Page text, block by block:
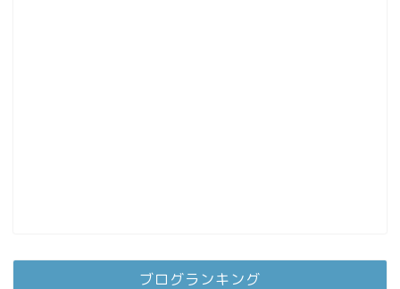
ブログランキング